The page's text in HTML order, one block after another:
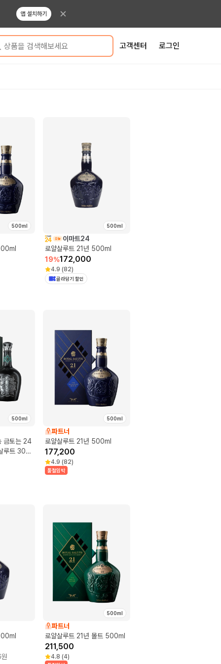
앱 설치하기
상품을 검색해보세요 고객센터 로그인
500ml 500ml
이마트24
로얄살루트 21년 500ml
19%172,000
4.9 (82)
골라담기 할인
500ml
금토는 24
루트 30년
500ml
파트너
로얄살루트 21년 500ml
177,200
4.9 (82)
품절임박
원
500ml
파트너
로얄살루트 21년 몰트 500ml
211,500
4.8 (4)